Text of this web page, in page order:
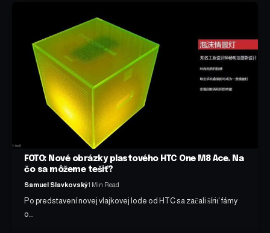
FOTO: Nové obrázky plastového HTC One M8 Ace. Na
čo sa môžeme tešiť?
Samuel Slavkovský1 Min Read
Po predstavení novej vlajkovej lode od HTC sa začali šíriť fámy
o…